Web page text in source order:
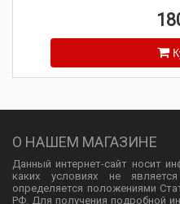
О НАШЕМ МАГАЗИНЕ
Данный интернет-сайт носит
каких условиях не
определяется положениями
РФ. Для получения подробной